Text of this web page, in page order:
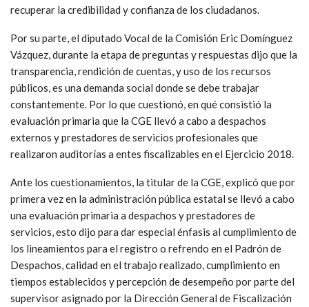
recuperar la credibilidad y confianza de los ciudadanos.
Por su parte, el diputado Vocal de la Comisión Eric Domínguez
Vázquez, durante la etapa de preguntas y respuestas dijo que la
transparencia, rendición de cuentas, y uso de los recursos
públicos, es una demanda social donde se debe trabajar
constantemente. Por lo que cuestionó, en qué consistió la
evaluación primaria que la CGE llevó a cabo a despachos
externos y prestadores de servicios profesionales que
realizaron auditorías a entes fiscalizables en el Ejercicio 2018.
Ante los cuestionamientos, la titular de la CGE, explicó que por
primera vez en la administración pública estatal se llevó a cabo
una evaluación primaria a despachos y prestadores de
servicios, esto dijo para dar especial énfasis al cumplimiento de
los lineamientos para el registro o refrendo en el Padrón de
Despachos, calidad en el trabajo realizado, cumplimiento en
tiempos establecidos y percepción de desempeño por parte del
supervisor asignado por la Dirección General de Fiscalización